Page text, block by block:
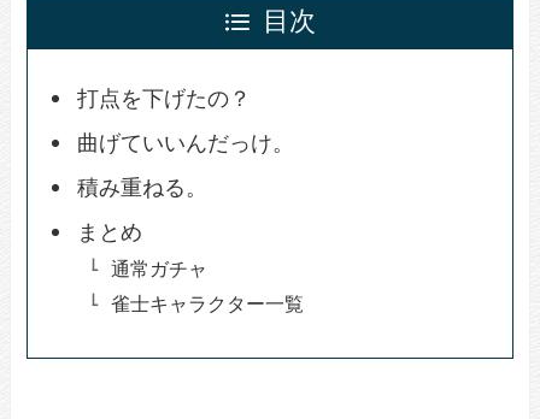
目次
打点を下げたの？
曲げていいんだっけ。
積み重ねる。
まとめ
通常ガチャ
雀士キャラクター一覧